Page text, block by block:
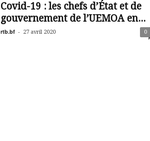
Covid-19 : les chefs d’État et de
gouvernement de l’UEMOA en...
rtb.bf - 27 avril 2020 0